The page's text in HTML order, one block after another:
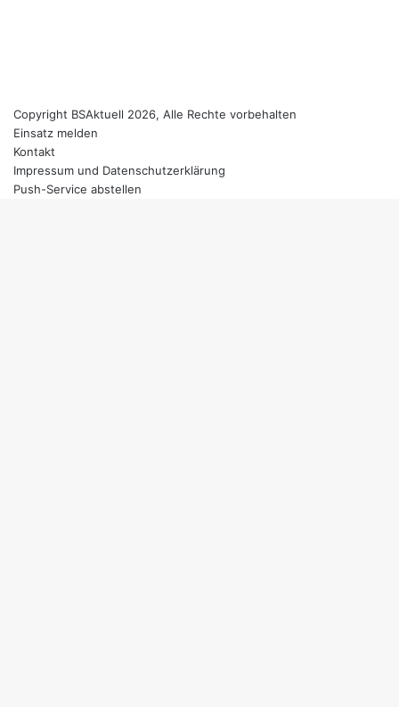
Copyright BSAktuell 2026, Alle Rechte vorbehalten
Einsatz melden
Kontakt
Impressum und Datenschutzerklärung
Push-Service abstellen